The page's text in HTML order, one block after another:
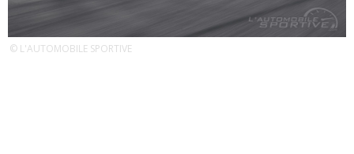
© L'AUTOMOBILE SPORTIVE